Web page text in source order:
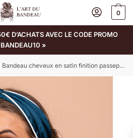
0
D’ACHATS AVEC LE CODE PROMO
»
Bandeau cheveux en satin finition passepoil blanc modèle Filippa